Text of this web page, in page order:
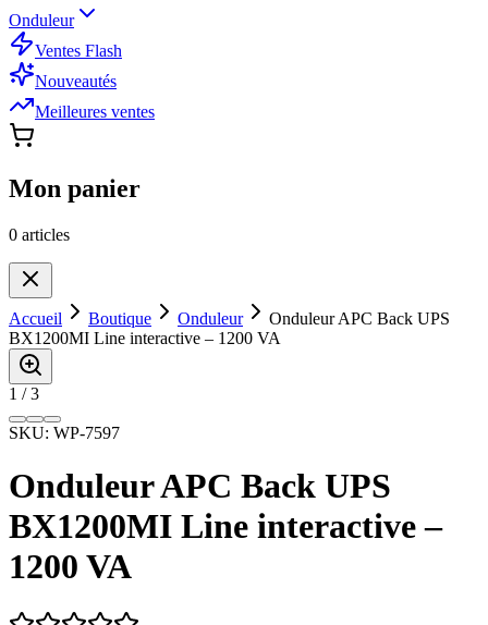
Onduleur
Ventes Flash
Nouveautés
Meilleures ventes
Mon panier
0 articles
Accueil Boutique Onduleur
Onduleur APC Back UPS
BX1200MI Line interactive – 1200 VA
1 /3
SKU: WP-7597
Onduleur APC Back UPS
BX1200MI Line interactive –
1200 VA